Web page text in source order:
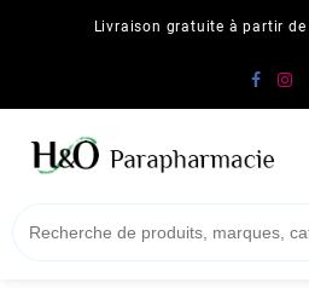
Livraison gratuite à partir